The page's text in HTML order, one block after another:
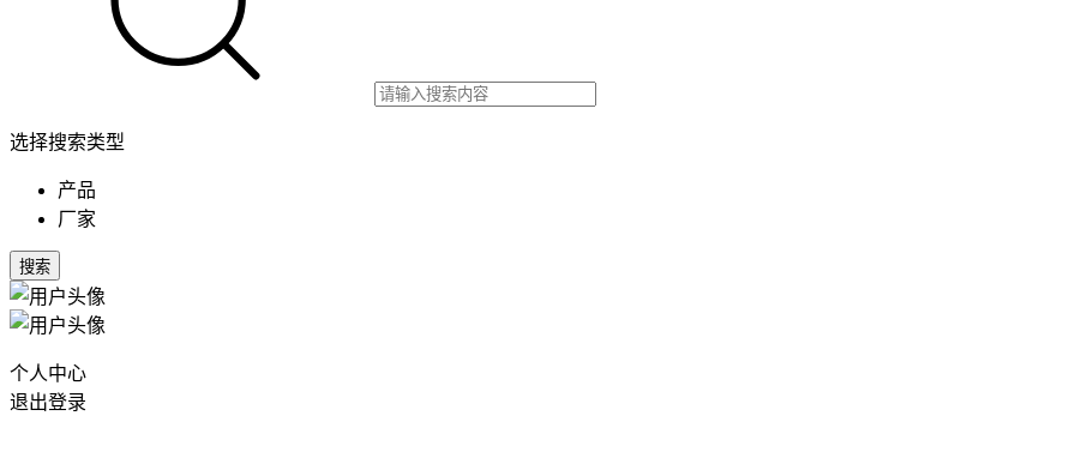
选择搜索类型
产品
厂家
搜索
个人中心
退出登录